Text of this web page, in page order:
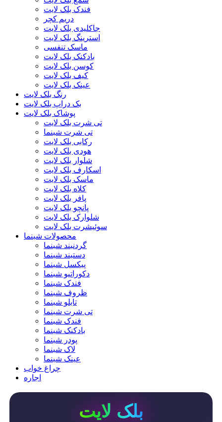
فندک بلک لایت
دریم کچر
جاکلیدی بلک لایت
استرینگ بلک لایت
ماسک تنفسی
بادکنک بلک لایت
کوسن بلک لایت
کیف بلک لایت
عینک بلک لایت
رنگ بلک لایت
بک دراپ بلک لایت
پوشاک بلک لایت
تی شرت بلک لایت
تی شرت شبنما
رکابی بلک لایت
هودی بلک لایت
شلوار بلک لایت
اسکارف بلک لایت
ماسک بلک لایت
کلاه بلک لایت
پافر بلک لایت
پانچو بلک لایت
شلوارک بلک لایت
سوئیشرت بلک لایت
محصولات شبنما
گردنبند شبنما
دستبند شبنما
پیکسل شبنما
دکوراتیو شبنما
فندک شبنما
ظروف شبنما
تابلو شبنما
تی شرت شبنما
فندک شبنما
بادکنک شبنما
پودر شبنما
لاک شبنما
عینک شبنما
چراغ خواب
اجاره
بلک لایت